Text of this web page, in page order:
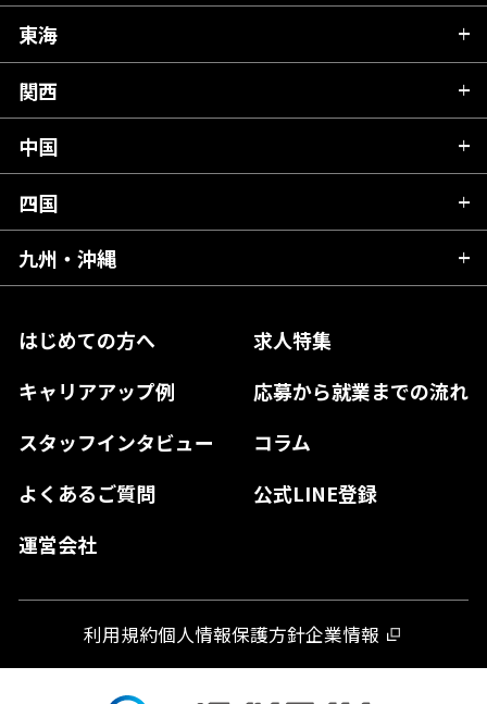
はじめての方へ
求人特集
キャリアアップ例
応募から就業までの流れ
スタッフインタビュー
コラム
よくあるご質問
公式LINE登録
運営会社
秋田県
岩手県
宮城県
福島県
栃木県
群馬県
千葉県
東京都
神奈川県
新潟県
富山県
石川県
山梨県
長野県
東海
岐阜県
静岡県
愛知県
関西
滋賀県
京都府
大阪府
奈良県
和歌山県
中国
広島県
岡山県
島根県
山口県
四国
愛媛県
徳島県
九州・沖縄
熊本県
宮崎県
鹿児島県
利用規約個人情報保護方針企業情報